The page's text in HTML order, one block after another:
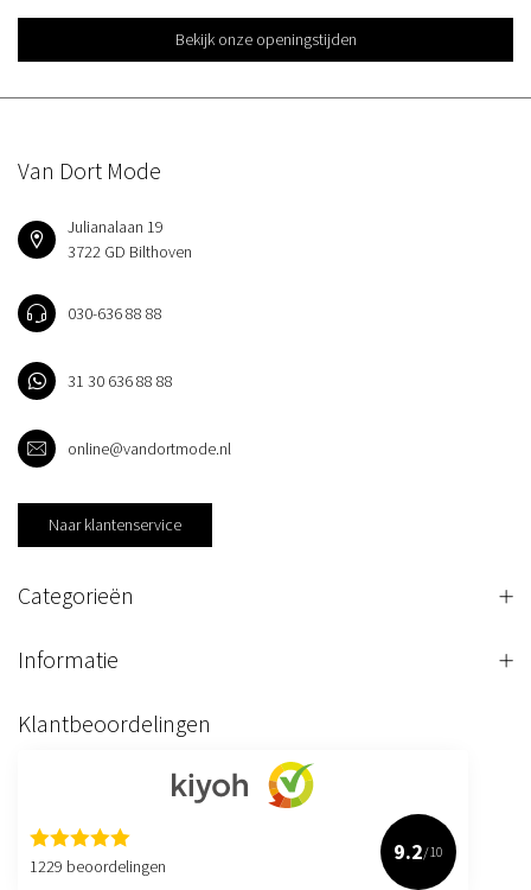
Bekijk onze openingstijden
Van Dort Mode
Julianalaan 19
3722 GD Bilthoven
030-636 88 88
31 30 636 88 88
online@vandortmode.nl
Naar klantenservice
Categorieën
Informatie
Klantbeoordelingen
1229 beoordelingen
9.2/10